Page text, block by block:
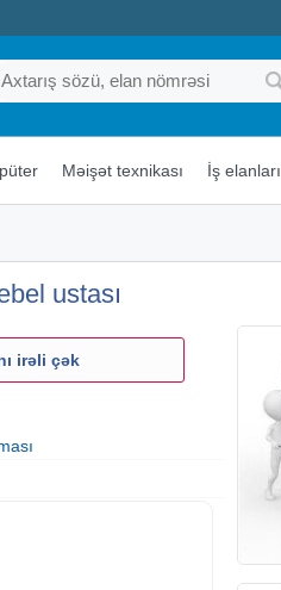
Məişət texnikası İş elanları
ustası
irəli çək